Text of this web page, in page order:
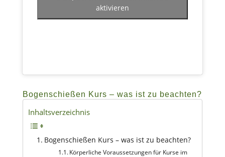
aktivieren
Bogenschießen Kurs – was ist zu beachten?
Inhaltsverzeichnis
Bogenschießen Kurs – was ist zu beachten?
Körperliche Voraussetzungen für Kurse im